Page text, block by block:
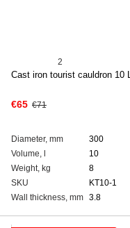
2
Cast iron tourist cauldron 10 L
€65 €71
Diameter, mm
300
Volume, l
10
Weight, kg
8
SKU
KT10-1
Wall thickness, mm 3.8